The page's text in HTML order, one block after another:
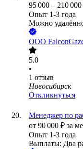
95 000 – 210 000
Опыт 1-3 года
Можно
ООО
5.0
•
1 отзыв
Новосибирск
Откликнуться
Менеджер по
от 90 000 ₽ за
Опыт 1-3 года
Выплаты: Два